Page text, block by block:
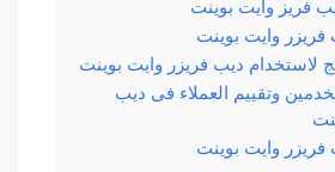
فريز وايت بوينت
وايت بوينت
لاستخدام ديب فريزر وايت بوينت
وتقييم العملاء فى ديب
فريزر وايت بوينت